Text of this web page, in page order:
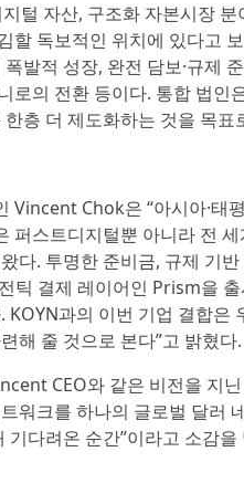
털 자산, 구조화 자본시장
할 독보적인 위치에 있다고
폭발적 성장, 완전 담보·규제
로의 전환 등이다. 통합 법
층 더 제도화하는 것을 목표
Vincent Chok은 “아시아·
퍼스트디지털뿐 아니라 전
다. 투명한 준비금, 규제 기
틱 결제 레이어인 Prism을
KOYN과의 이번 기업 결합
해 줄 것으로 본다”고 밝혔다.
CEO와 같은 비전을 지
워크를 하나의 글로벌 달러
다려온 순간”이라고 소감을